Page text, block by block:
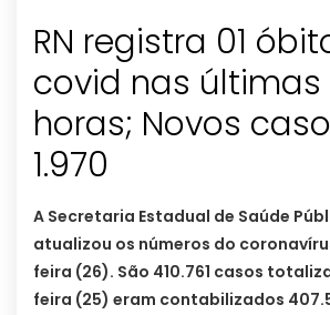
RN registra 01
covid nas últimas
horas; Novos
1.970
A Secretaria Estadual de Saúde
atualizou os números do
feira (26). São 410.761 casos
feira (25) eram contabilizados